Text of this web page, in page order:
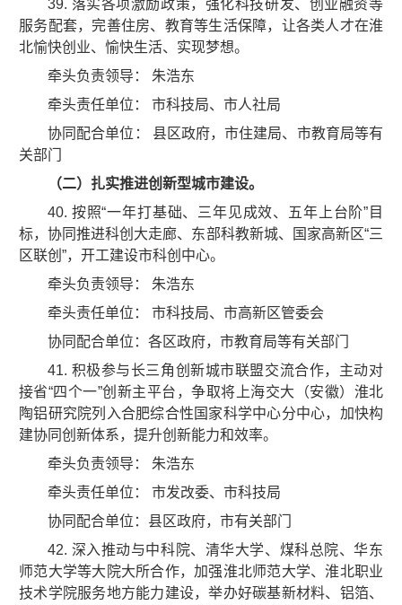
39. 落实各项激励政策，强化科技研发、创业融资等
服务配套，完善住房、教育等生活保障，让各类人才在淮
北愉快创业、愉快生活、实现梦想。
牵头负责领导： 朱浩东
牵头责任单位： 市科技局、市人社局
协同配合单位： 县区政府，市住建局、市教育局等有
关部门
（二）扎实推进创新型城市建设。
40. 按照“一年打基础、三年见成效、五年上台阶”目
标，协同推进科创大走廊、东部科教新城、国家高新区“三
区联创”，开工建设市科创中心。
牵头负责领导： 朱浩东
牵头责任单位： 市科技局、市高新区管委会
协同配合单位：各区政府，市教育局等有关部门
41. 积极参与长三角创新城市联盟交流合作，主动对
接省“四个一”创新主平台，争取将上海交大（安徽）淮北
陶铝研究院列入合肥综合性国家科学中心分中心，加快构
建协同创新体系，提升创新能力和效率。
牵头负责领导： 朱浩东
牵头责任单位： 市发改委、市科技局
协同配合单位：县区政府，市有关部门
42. 深入推动与中科院、清华大学、煤科总院、华东
师范大学等大院大所合作，加强淮北师范大学、淮北职业
技术学院服务地方能力建设，举办好碳基新材料、铝箔、